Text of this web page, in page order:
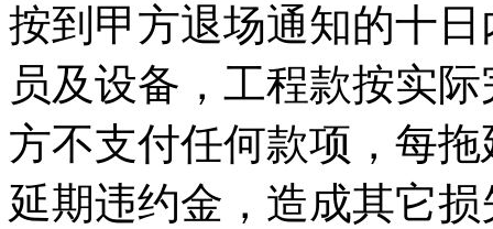
按到甲方退场通知的十
员及设备，工程款按实
方不支付任何款项，每
延期违约金，造成其它